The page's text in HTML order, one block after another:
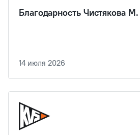
Благодарность Чистякова М.
14 июля 2026